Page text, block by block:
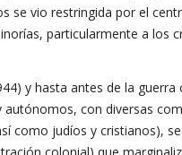
se vio restringida por el
particularmente a los
y hasta antes de la
con diversas
como judíos y cristianos),